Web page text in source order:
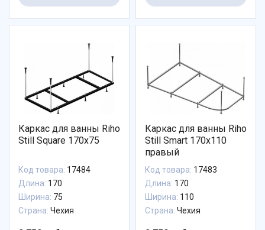
Каркас для ванны Riho
Still Square 170x75
Код товара: 17484
Длина: 170
Ширина: 75
Страна: Чехия
Каркас для ванны Riho
Still Smart 170x110
правый
Код товара: 17483
Длина: 170
Ширина: 110
Страна: Чехия